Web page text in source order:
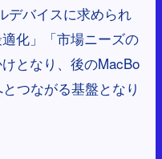
デバイスに求められ
化」「市場ニーズの
となり、後のMacBo
つながる基盤となり